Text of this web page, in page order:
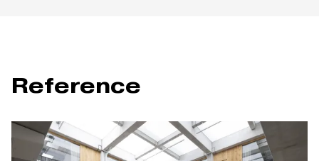
Reference